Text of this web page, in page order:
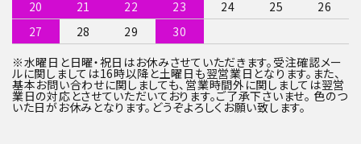
20
21 22 23 24 25
26
27
28 29
30
※水曜日と日曜・祝日はお休みさせていただきます。受注確認メー
ルに関しましては16時以降と土曜日も翌営業日となります。また、
基本お問い合わせに関しましても、営業時間外に関しましては翌営
業日の対応とさせていただいております。ご了承下さいませ。 色のつ
いた日がお休みとなります。どうぞよろしくお願い致します。